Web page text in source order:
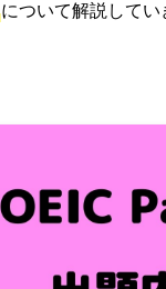
について解説してい